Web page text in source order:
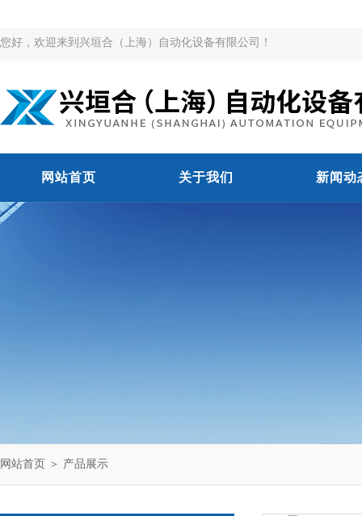
您好，欢迎来到兴垣合（上海）自动化设备有限公司！
网站首页 关于我们 新闻动
网站首页 ＞ 产品展示